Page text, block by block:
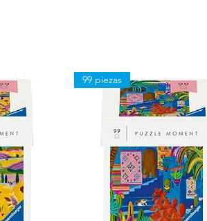
99 piezas